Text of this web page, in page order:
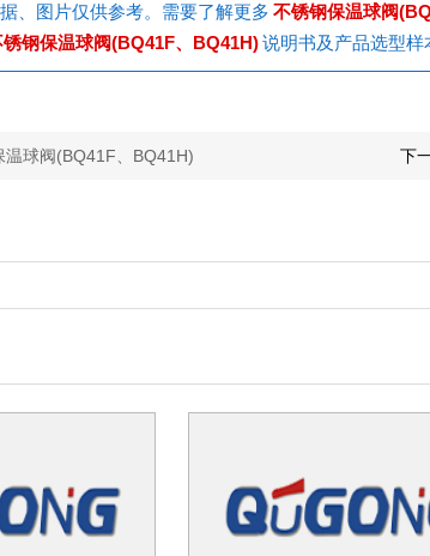
、图片仅供参考。需要了解更多 不锈钢保温球阀
锈钢保温球阀(BQ41F、BQ41H)说明书及产品选型样
温球阀(BQ41F、BQ41H) 下